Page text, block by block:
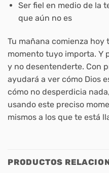
Ser fiel en medio de la
que aún no es
Tu mañana comienza hoy
momento tuyo importa. Y
y no desentenderte. Con
ayudará a ver cómo Dios
cómo no desperdicia
usando este preciso
mismos a los que te está
PRODUCTOS